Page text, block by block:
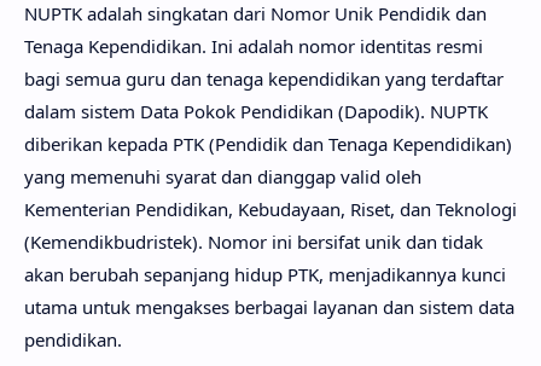
NUPTK adalah singkatan dari Nomor Unik Pendidik dan
Tenaga Kependidikan. Ini adalah nomor identitas resmi
bagi semua guru dan tenaga kependidikan yang terdaftar
dalam sistem Data Pokok Pendidikan (Dapodik). NUPTK
diberikan kepada PTK (Pendidik dan Tenaga Kependidikan)
yang memenuhi syarat dan dianggap valid oleh
Kementerian Pendidikan, Kebudayaan, Riset, dan Teknologi
(Kemendikbudristek). Nomor ini bersifat unik dan tidak
akan berubah sepanjang hidup PTK, menjadikannya kunci
utama untuk mengakses berbagai layanan dan sistem data
pendidikan.